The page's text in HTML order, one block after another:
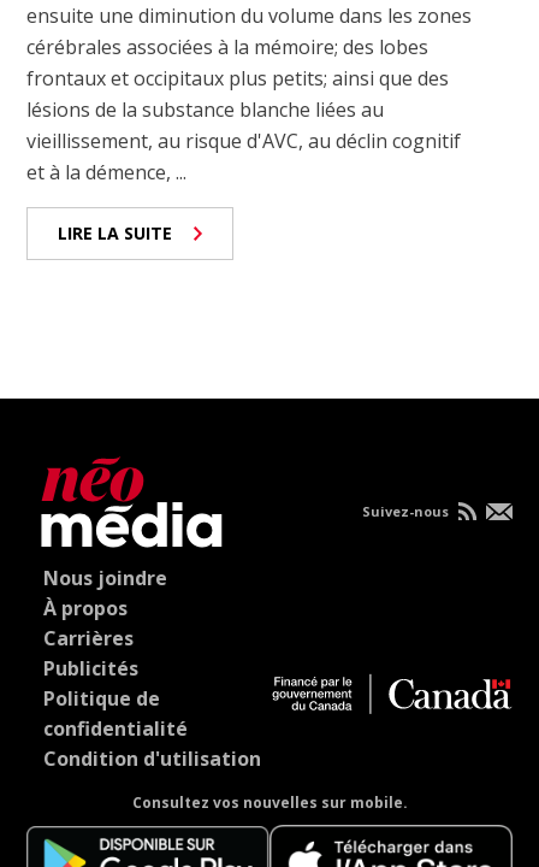
ensuite une diminution du volume dans les zones
cérébrales associées à la mémoire; des lobes
frontaux et occipitaux plus petits; ainsi que des
lésions de la substance blanche liées au
vieillissement, au risque d'AVC, au déclin cognitif
et à la démence, ...
LIRE LA SUITE
Nous joindre
À propos
Carrières
Publicités
Politique de
confidentialité
Condition d'utilisation
Consultez vos nouvelles sur mobile.
Suivez-nous